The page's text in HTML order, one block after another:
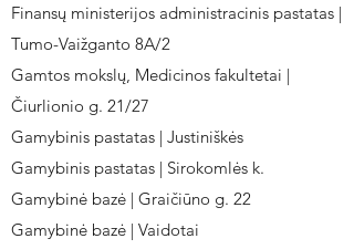
Finansų ministerijos administracinis pastatas |
Tumo-Vaižganto 8A/2
Gamtos mokslų, Medicinos fakultetai |
Čiurlionio g. 21/27
Gamybinis pastatas | Justiniškės
Gamybinis pastatas | Sirokomlės k.
Gamybinė bazė | Graičiūno g. 22
Gamybinė bazė | Vaidotai